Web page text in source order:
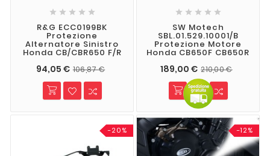
    
R&G ECC0199BK
Protezione
Alternatore Sinistro
Honda CB/CBR650 F/R
94,05 € 106,87 €
    
SW Motech
SBL.01.529.10001/B
Protezione Motore
Honda CB650F CB650R
189,00 € 210,00 €
-20% -12%